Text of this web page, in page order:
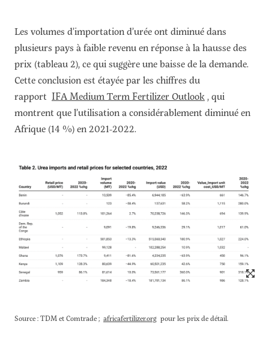
Les volumes d’importation d’urée ont diminué dans
plusieurs pays à faible revenu en réponse à la hausse des
prix (tableau 2), ce qui suggère une baisse de la demande.
Cette conclusion est étayée par les chiffres du
rapport IFA Medium Term Fertilizer Outlook, qui
montrent que l’utilisation a considérablement diminué en
Afrique (14 %) en 2021-2022.
Source : TDM et Comtrade ; africafertilizer.org pour les prix de détail.